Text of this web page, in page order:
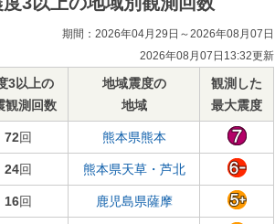
期間：2026年04月29日～2026年08月07日
2026年08月07日13:32更新
3以上の
観測回数
地域震度の
地域
観測した
最大震度
72回 熊本県熊本
24回 熊本県天草・芦北
16回 鹿児島県薩摩